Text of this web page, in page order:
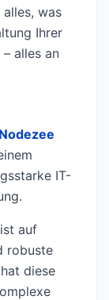
was
Ihrer
alles an
Nodezee
IT-
auf
robuste
diese